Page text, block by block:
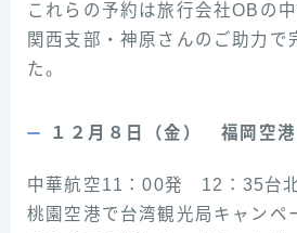
これらの予約は旅行会社OBの
関西支部・神原さんのご助力で
た。
１２月８日（金） 福岡空港
中華航空11：00発 12：35台
桃園空港で台湾観光局キャンペ